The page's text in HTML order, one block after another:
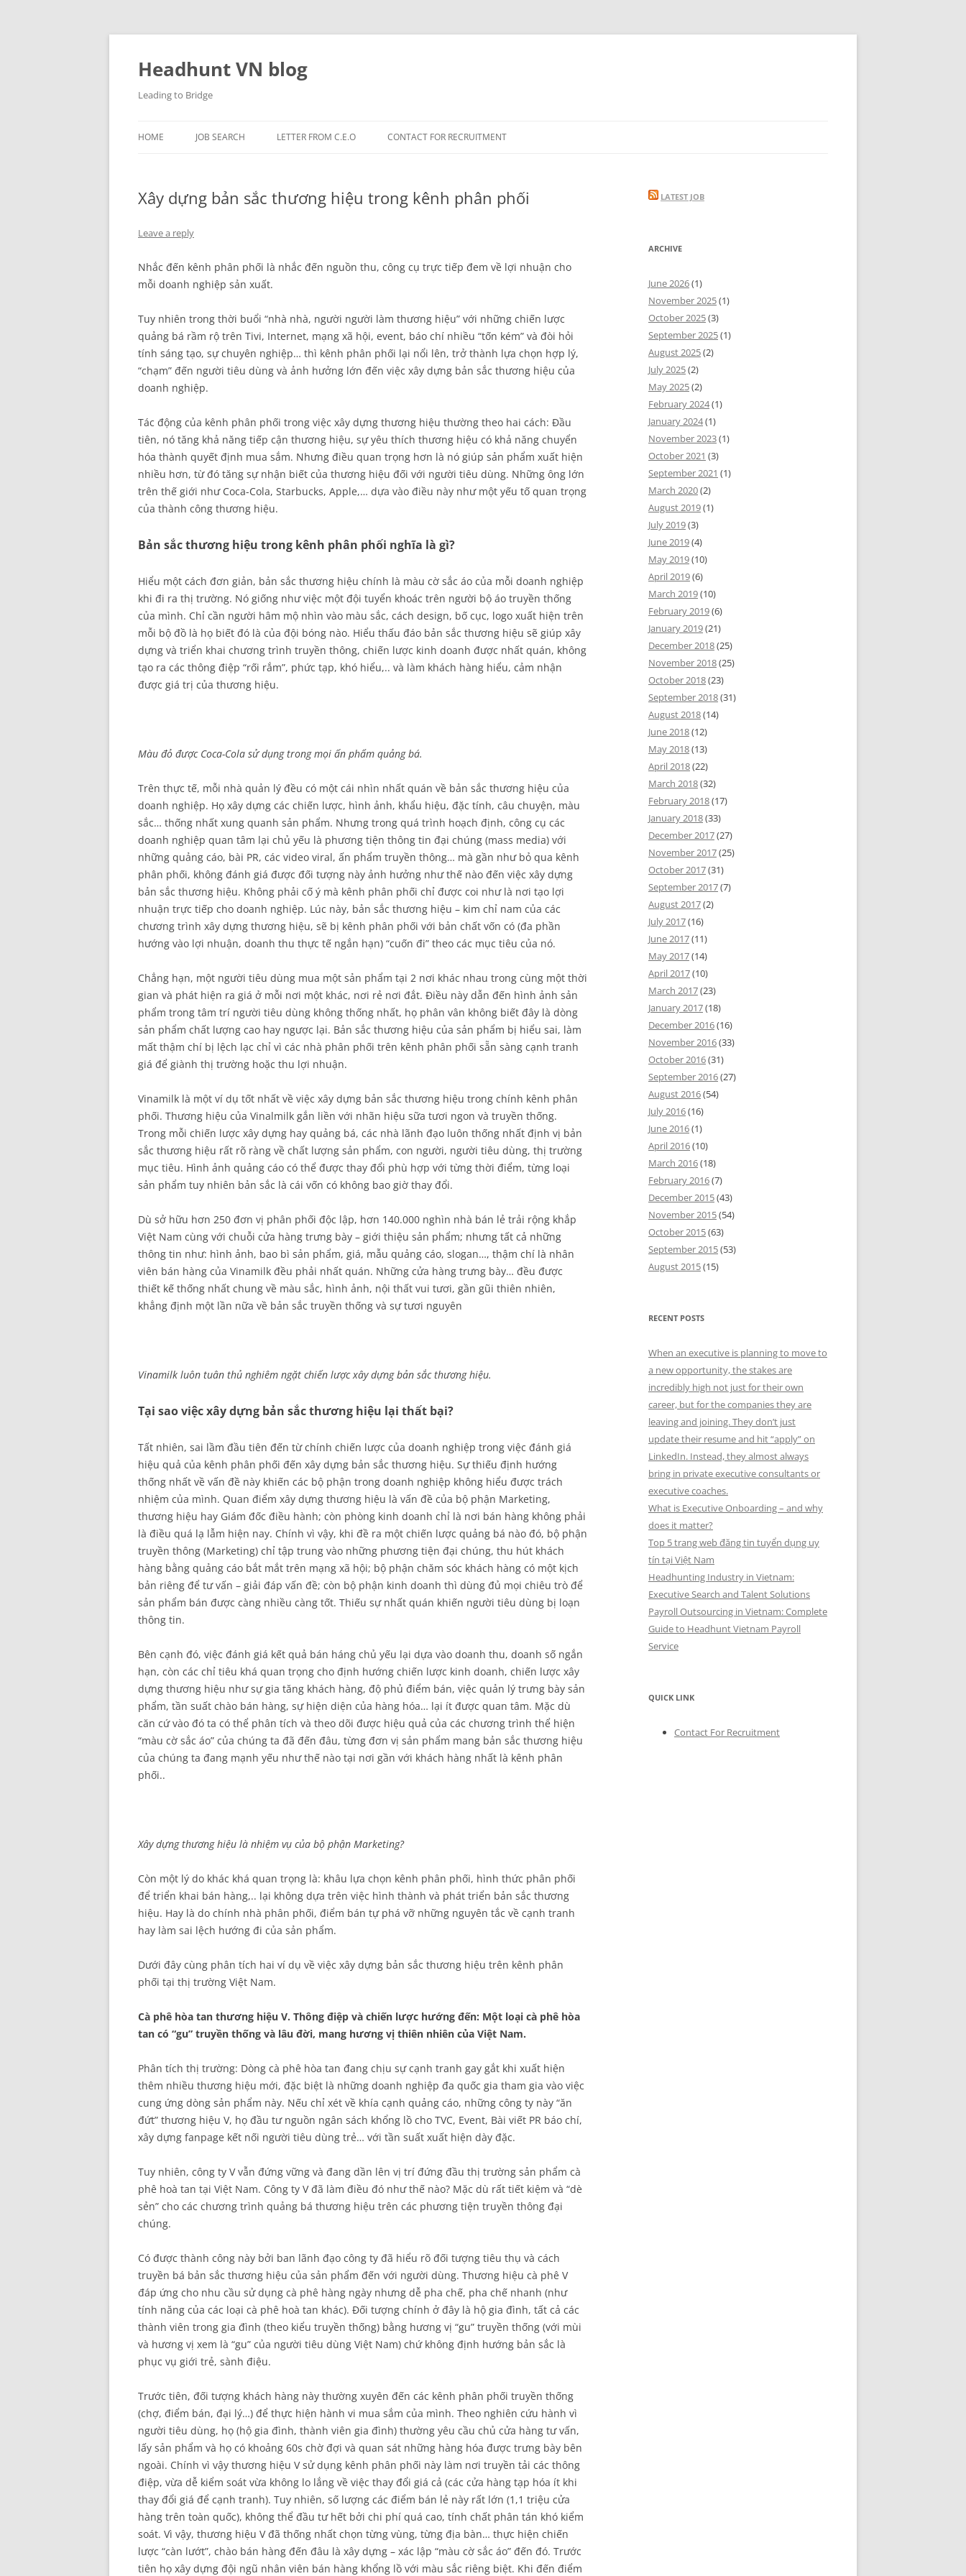
Skip
Headhunt VN blog
Leading to Bridge
HOME JOB SEARCH LETTER FROM C.E.O CONTACT FOR RECRUITMENT
Xây dựng bản sắc thương hiệu trong kênh phân phối
Leave a reply
Nhắc đến kênh phân phối là nhắc đến nguồn thu, công cụ trực tiếp đem về lợi nhuận cho
mỗi doanh nghiệp sản xuất.
Tuy nhiên trong thời buổi “nhà nhà, người người làm thương hiệu” với những chiến lược
quảng bá rầm rộ trên Tivi, Internet, mạng xã hội, event, báo chí nhiều “tốn kém” và đòi hỏi
tính sáng tạo, sự chuyên nghiệp… thì kênh phân phối lại nổi lên, trở thành lựa chọn hợp lý,
“chạm” đến người tiêu dùng và ảnh hưởng lớn đến việc xây dựng bản sắc thương hiệu của
doanh nghiệp.
Tác động của kênh phân phối trong việc xây dựng thương hiệu thường theo hai cách: Đầu
tiên, nó tăng khả năng tiếp cận thương hiệu, sự yêu thích thương hiệu có khả năng chuyển
hóa thành quyết định mua sắm. Nhưng điều quan trọng hơn là nó giúp sản phẩm xuất hiện
nhiều hơn, từ đó tăng sự nhận biết của thương hiệu đối với người tiêu dùng. Những ông lớn
trên thế giới như Coca-Cola, Starbucks, Apple,… dựa vào điều này như một yếu tố quan trọng
của thành công thương hiệu.
Bản sắc thương hiệu trong kênh phân phối nghĩa là gì?
Hiểu một cách đơn giản, bản sắc thương hiệu chính là màu cờ sắc áo của mỗi doanh nghiệp
khi đi ra thị trường. Nó giống như việc một đội tuyển khoác trên người bộ áo truyền thống
của mình. Chỉ cần người hâm mộ nhìn vào màu sắc, cách design, bố cục, logo xuất hiện trên
mỗi bộ đồ là họ biết đó là của đội bóng nào. Hiểu thấu đáo bản sắc thương hiệu sẽ giúp xây
dựng và triển khai chương trình truyền thông, chiến lược kinh doanh được nhất quán, không
tạo ra các thông điệp “rối rắm”, phức tạp, khó hiểu,.. và làm khách hàng hiểu, cảm nhận
được giá trị của thương hiệu.
Màu đỏ được Coca-Cola sử dụng trong mọi ấn phẩm quảng bá.
Trên thực tế, mỗi nhà quản lý đều có một cái nhìn nhất quán về bản sắc thương hiệu của
doanh nghiệp. Họ xây dựng các chiến lược, hình ảnh, khẩu hiệu, đặc tính, câu chuyện, màu
sắc… thống nhất xung quanh sản phẩm. Nhưng trong quá trình hoạch định, công cụ các
doanh nghiệp quan tâm lại chủ yếu là phương tiện thông tin đại chúng (mass media) với
những quảng cáo, bài PR, các video viral, ấn phẩm truyền thông… mà gần như bỏ qua kênh
phân phối, không đánh giá được đối tượng này ảnh hưởng như thế nào đến việc xây dựng
bản sắc thương hiệu. Không phải cố ý mà kênh phân phối chỉ được coi như là nơi tạo lợi
nhuận trực tiếp cho doanh nghiệp. Lúc này, bản sắc thương hiệu – kim chỉ nam của các
chương trình xây dựng thương hiệu, sẽ bị kênh phân phối với bản chất vốn có (đa phần
hướng vào lợi nhuận, doanh thu thực tế ngắn hạn) “cuốn đi” theo các mục tiêu của nó.
Chẳng hạn, một người tiêu dùng mua một sản phẩm tại 2 nơi khác nhau trong cùng một thời
gian và phát hiện ra giá ở mỗi nơi một khác, nơi rẻ nơi đắt. Điều này dẫn đến hình ảnh sản
phẩm trong tâm trí người tiêu dùng không thống nhất, họ phân vân không biết đây là dòng
sản phẩm chất lượng cao hay ngược lại. Bản sắc thương hiệu của sản phẩm bị hiểu sai, làm
mất thậm chí bị lệch lạc chỉ vì các nhà phân phối trên kênh phân phối sẵn sàng cạnh tranh
giá để giành thị trường hoặc thu lợi nhuận.
Vinamilk là một ví dụ tốt nhất về việc xây dựng bản sắc thương hiệu trong chính kênh phân
phối. Thương hiệu của Vinalmilk gắn liền với nhãn hiệu sữa tươi ngon và truyền thống.
Trong mỗi chiến lược xây dựng hay quảng bá, các nhà lãnh đạo luôn thống nhất định vị bản
sắc thương hiệu rất rõ ràng về chất lượng sản phẩm, con người, người tiêu dùng, thị trường
mục tiêu. Hình ảnh quảng cáo có thể được thay đổi phù hợp với từng thời điểm, từng loại
sản phẩm tuy nhiên bản sắc là cái vốn có không bao giờ thay đổi.
Dù sở hữu hơn 250 đơn vị phân phối độc lập, hơn 140.000 nghìn nhà bán lẻ trải rộng khắp
Việt Nam cùng với chuỗi cửa hàng trưng bày – giới thiệu sản phẩm; nhưng tất cả những
thông tin như: hình ảnh, bao bì sản phẩm, giá, mẫu quảng cáo, slogan…, thậm chí là nhân
viên bán hàng của Vinamilk đều phải nhất quán. Những cửa hàng trưng bày… đều được
thiết kế thống nhất chung về màu sắc, hình ảnh, nội thất vui tươi, gần gũi thiên nhiên,
khẳng định một lần nữa về bản sắc truyền thống và sự tươi nguyên
Vinamilk luôn tuân thủ nghiêm ngặt chiến lược xây dựng bản sắc thương hiệu.
Tại sao việc xây dựng bản sắc thương hiệu lại thất bại?
Tất nhiên, sai lầm đầu tiên đến từ chính chiến lược của doanh nghiệp trong việc đánh giá
hiệu quả của kênh phân phối đến xây dựng bản sắc thương hiệu. Sự thiếu định hướng
thống nhất về vấn đề này khiến các bộ phận trong doanh nghiệp không hiểu được trách
nhiệm của mình. Quan điểm xây dựng thương hiệu là vấn đề của bộ phận Marketing,
thương hiệu hay Giám đốc điều hành; còn phòng kinh doanh chỉ là nơi bán hàng không phải
là điều quá lạ lẫm hiện nay. Chính vì vậy, khi đề ra một chiến lược quảng bá nào đó, bộ phận
truyền thông (Marketing) chỉ tập trung vào những phương tiện đại chúng, thu hút khách
hàng bằng quảng cáo bắt mắt trên mạng xã hội; bộ phận chăm sóc khách hàng có một kịch
bản riêng để tư vấn – giải đáp vấn đề; còn bộ phận kinh doanh thì dùng đủ mọi chiêu trò để
sản phẩm bán được càng nhiều càng tốt. Thiếu sự nhất quán khiến người tiêu dùng bị loạn
thông tin.
Bên cạnh đó, việc đánh giá kết quả bán háng chủ yếu lại dựa vào doanh thu, doanh số ngắn
hạn, còn các chỉ tiêu khá quan trọng cho định hướng chiến lược kinh doanh, chiến lược xây
dựng thương hiệu như sự gia tăng khách hàng, độ phủ điểm bán, việc quản lý trưng bày sản
phẩm, tần suất chào bán hàng, sự hiện diện của hàng hóa… lại ít được quan tâm. Mặc dù
căn cứ vào đó ta có thể phân tích và theo dõi được hiệu quả của các chương trình thể hiện
“màu cờ sắc áo” của chúng ta đã đến đâu, từng đơn vị sản phẩm mang bản sắc thương hiệu
của chúng ta đang mạnh yếu như thế nào tại nơi gần với khách hàng nhất là kênh phân
phối..
Xây dựng thương hiệu là nhiệm vụ của bộ phận Marketing?
Còn một lý do khác khá quan trọng là: khâu lựa chọn kênh phân phối, hình thức phân phối
để triển khai bán hàng,.. lại không dựa trên việc hình thành và phát triển bản sắc thương
hiệu. Hay là do chính nhà phân phối, điểm bán tự phá vỡ những nguyên tắc về cạnh tranh
hay làm sai lệch hướng đi của sản phẩm.
Dưới đây cùng phân tích hai ví dụ về việc xây dựng bản sắc thương hiệu trên kênh phân
phối tại thị trường Việt Nam.
Cà phê hòa tan thương hiệu V. Thông điệp và chiến lược hướng đến: Một loại cà phê hòa
tan có “gu” truyền thống và lâu đời, mang hương vị thiên nhiên của Việt Nam.
Phân tích thị trường: Dòng cà phê hòa tan đang chịu sự cạnh tranh gay gắt khi xuất hiện
thêm nhiều thương hiệu mới, đặc biệt là những doanh nghiệp đa quốc gia tham gia vào việc
cung ứng dòng sản phẩm này. Nếu chỉ xét về khía cạnh quảng cáo, những công ty này “ăn
đứt” thương hiệu V, họ đầu tư nguồn ngân sách khổng lồ cho TVC, Event, Bài viết PR báo chí,
xây dựng fanpage kết nối người tiêu dùng trẻ… với tần suất xuất hiện dày đặc.
Tuy nhiên, công ty V vẫn đứng vững và đang dần lên vị trí đứng đầu thị trường sản phẩm cà
phê hoà tan tại Việt Nam. Công ty V đã làm điều đó như thế nào? Mặc dù rất tiết kiệm và “dè
sẻn” cho các chương trình quảng bá thương hiệu trên các phương tiện truyền thông đại
chúng.
Có được thành công này bởi ban lãnh đạo công ty đã hiểu rõ đối tượng tiêu thụ và cách
truyền bá bản sắc thương hiệu của sản phẩm đến với người dùng. Thương hiệu cà phê V
đáp ứng cho nhu cầu sử dụng cà phê hàng ngày nhưng dễ pha chế, pha chế nhanh (như
tính năng của các loại cà phê hoà tan khác). Đối tượng chính ở đây là hộ gia đình, tất cả các
thành viên trong gia đình (theo kiểu truyền thống) bằng hương vị “gu” truyền thống (với mùi
và hương vị xem là “gu” của người tiêu dùng Việt Nam) chứ không định hướng bản sắc là
phục vụ giới trẻ, sành điệu.
Trước tiên, đối tượng khách hàng này thường xuyên đến các kênh phân phối truyền thống
(chợ, điểm bán, đại lý…) để thực hiện hành vi mua sắm của mình. Theo nghiên cứu hành vì
người tiêu dùng, họ (hộ gia đình, thành viên gia đình) thường yêu cầu chủ cửa hàng tư vấn,
lấy sản phẩm và họ có khoảng 60s chờ đợi và quan sát những hàng hóa được trưng bày bên
ngoài. Chính vì vậy thương hiệu V sử dụng kênh phân phối này làm nơi truyền tải các thông
điệp, vừa dễ kiểm soát vừa không lo lắng về việc thay đổi giá cả (các cửa hàng tạp hóa ít khi
thay đổi giá để cạnh tranh). Tuy nhiên, số lượng các điểm bán lẻ này rất lớn (1,1 triệu cửa
hàng trên toàn quốc), không thể đầu tư hết bởi chi phí quá cao, tính chất phân tán khó kiểm
soát. Vì vậy, thương hiệu V đã thống nhất chọn từng vùng, từng địa bàn… thực hiện chiến
lược “càn lướt”, chào bán hàng đến đâu là xây dựng – xác lập “màu cờ sắc áo” đến đó. Trước
tiên họ xây dựng đội ngũ nhân viên bán hàng khổng lồ với màu sắc riêng biệt. Khi đến điểm
LATEST JOB
ARCHIVE
June 2026(1)
November 2025(1)
October 2025(3)
September 2025(1)
August 2025(2)
July 2025(2)
May 2025(2)
February 2024(1)
January 2024(1)
November 2023(1)
October 2021 (3)
September 2021 (1)
March 2020(2)
August 2019(1)
July 2019(3)
June 2019(4)
May 2019(10)
April 2019(6)
March 2019(10)
February 2019(6)
January 2019(21)
December 2018(25)
November 2018(25)
October 2018(23)
September 2018(31)
August 2018(14)
June 2018(12)
May 2018(13)
April 2018(22)
March 2018(32)
February 2018(17)
January 2018(33)
December 2017(27)
November 2017(25)
October 2017(31)
September 2017(7)
August 2017(2)
July 2017(16)
June 2017(11)
May 2017(14)
April 2017(10)
March 2017(23)
January 2017(18)
December 2016(16)
November 2016(33)
October 2016(31)
September 2016(27)
August 2016(54)
July 2016(16)
June 2016(1)
April 2016(10)
March 2016(18)
February 2016(7)
December 2015(43)
November 2015(54)
October 2015(63)
September 2015(53)
August 2015(15)
RECENT POSTS
When an executive is planning to move to
a new opportunity, the stakes are
incredibly high not just for their own
career, but for the companies they are
leaving and joining. They don’t just
update their resume and hit “apply” on
LinkedIn. Instead, they almost always
bring in private executive consultants or
executive coaches.
What is Executive Onboarding – and why
does it matter?
Top 5 trang web đăng tin tuyển dụng uy
tín tại Việt Nam
Headhunting Industry in Vietnam:
Executive Search and Talent Solutions
Payroll Outsourcing in Vietnam: Complete
Guide to Headhunt Vietnam Payroll
Service
QUICK LINK
Contact For Recruitment